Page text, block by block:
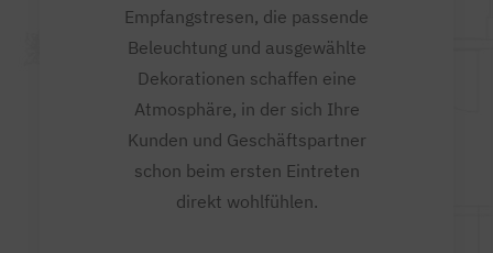
Empfangstresen, die passende
Beleuchtung und ausgewählte
Dekorationen schaffen eine
Atmosphäre, in der sich Ihre
Kunden und Geschäftspartner
schon beim ersten Eintreten
direkt wohlfühlen.